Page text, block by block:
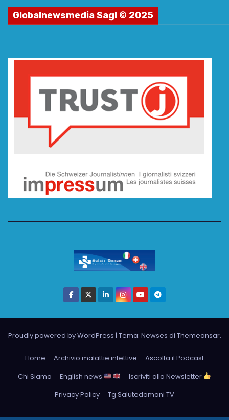
Globalnewsmedia Sagl © 2025
Proudly powered by WordPress | Tema: Newses di Themeansar.
Home Archivio malattie infettive
Ascolta il Podcast
Chi Siamo
English news
Iscriviti alla Newsletter
Privacy Policy
Tg Salutedomani TV